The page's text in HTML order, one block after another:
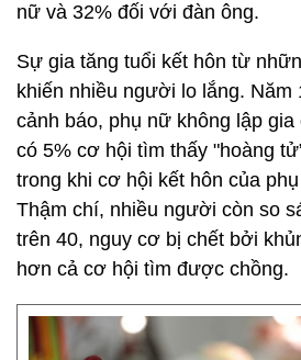
nữ và 32% đối với đàn ông.
Sự gia tăng tuổi kết hôn từ
khiến nhiều người lo lắng. Năm
cảnh báo, phụ nữ không lập
có 5% cơ hội tìm thấy "hoàng
trong khi cơ hội kết hôn của
Thậm chí, nhiều người còn so
trên 40, nguy cơ bị chết bởi
hơn cả cơ hội tìm được chồng.